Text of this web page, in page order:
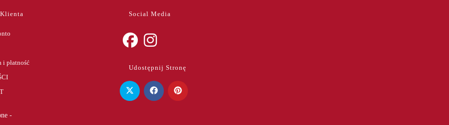
i płatność
-
Social Media
a
new
in
a
new
Udostępnij Stronę